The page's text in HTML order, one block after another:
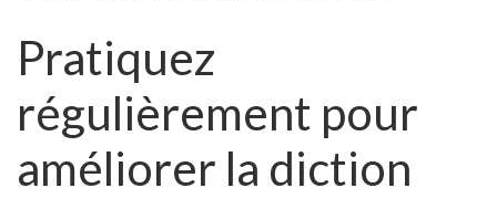
Pratiquez
régulièrement pour
améliorer la diction